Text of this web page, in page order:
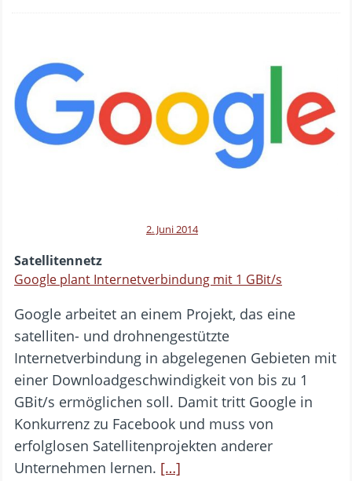
2. Juni 2014
Satellitennetz
Google plant Internetverbindung mit 1 GBit/s
Google arbeitet an einem Projekt, das eine
satelliten- und drohnengestützte
Internetverbindung in abgelegenen Gebieten mit
einer Downloadgeschwindigkeit von bis zu 1
GBit/s ermöglichen soll. Damit tritt Google in
Konkurrenz zu Facebook und muss von
erfolglosen Satellitenprojekten anderer
Unternehmen lernen. […]